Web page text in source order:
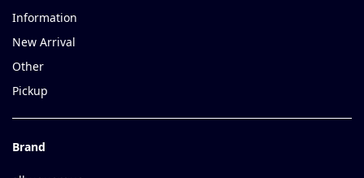
Information
New Arrival
Other
Pickup
Brand